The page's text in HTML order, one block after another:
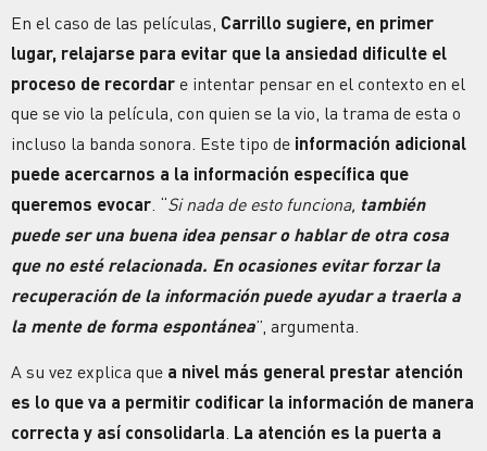
En el caso de las películas, Carrillo sugiere, en primer
lugar, relajarse para evitar que la ansiedad dificulte el
proceso de recordar e intentar pensar en el contexto en el
que se vio la película, con quien se la vio, la trama de esta o
incluso la banda sonora. Este tipo de información adicional
puede acercarnos a la información específica que
queremos evocar . “Si nada de esto funciona, también
puede ser una buena idea pensar o hablar de otra cosa
que no esté relacionada. En ocasiones evitar forzar la
recuperación de la información puede ayudar a traerla a
la mente de forma espontánea”, argumenta.
A su vez explica que a nivel más general prestar atención
es lo que va a permitir codificar la información de manera
correcta y así consolidarla. La atención es la puerta a